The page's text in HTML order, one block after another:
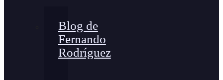
Blog de
Fernando
Rodríguez